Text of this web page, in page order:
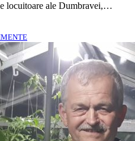
locuitoare ale Dumbravei,…